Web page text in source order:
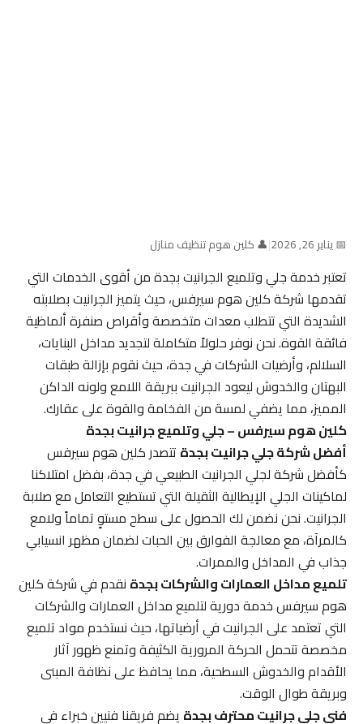
📅 يناير 26, 2026 |👤 كلين هوم تنظيف منازل
تعتبر خدمة جلي وتلميع الجرانيت بجدة من أقوى الخدمات التي
تقدمها شركة كلين هوم سيرفس، حيث يتميز الجرانيت بصلابته
الشديدة التي تتطلب معدات متخصصة وأقراص صنفرة ألماظية
فائقة القوة. نحن نوفر حلولاً متكاملة لتجديد مداخل البنايات،
السلالم، وأرضيات الشركات في جدة، حيث نقوم بإزالة طبقات
البهتان والخدوش ليعود الجرانيت ببريقة اللامع ولونه الداكن
المميز، مما يضفي لمسة من الفخامة والقوة على عقارك.
كلين هوم سيرفس – جلي وتلميع جرانيت بجدة
أفضل شركة جلي جرانيت بجدةتتصدر كلين هوم سيرفس
كأفضل شركة لجلي الجرانيت الطبيعي في جدة، بفضل امتلاكنا
لماكينات الجلي الإيطالية الثقيلة التي تستطيع التعامل مع صلابة
الجرانيت. نحن نضمن لك الحصول على سطح مستوٍ تماماً ولامع
كالمرآة، مع معالجة الفوارق بين الحبات لضمان مظهر انسيابي
جذاب في المداخل والممرات.
تلميع مداخل العمارات والشركات بجدةنقدم في شركة كلين
هوم سيرفس خدمة دورية لتلميع مداخل العمارات والشركات
التي تعتمد على الجرانيت في أرضياتها، حيث نستخدم مواد تلميع
مخصصة تتحمل الحركة المرورية الكثيفة وتمنع ظهور آثار
الأقدام والخدوش السطحية، مما يحافظ على نظافة المبنى
وبريقة طوال الوقت.
فني جلي جرانيت محترف بجدةيضم فريقنا فنيين خبراء في